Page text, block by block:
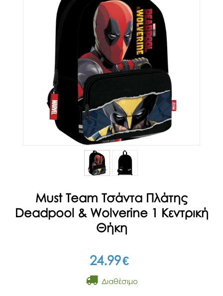
Must Team Τσάντα Πλάτης
Deadpool & Wolverine 1 Κεντρική
Θήκη
24.99€
Διαθέσιμο